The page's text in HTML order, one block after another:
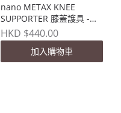
nano METAX KNEE
SUPPORTER 膝蓋護具 -
SOFT TYPE
HKD $440.00
加入購物車